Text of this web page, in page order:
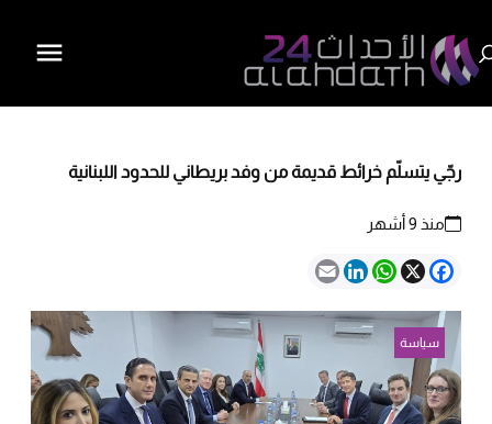
رجّي يتسلّم خرائط قديمة من وفد بريطاني للحدود اللبنانية
منذ 9 أشهر
Facebook
X
WhatsApp
LinkedIn
Email
سياسة